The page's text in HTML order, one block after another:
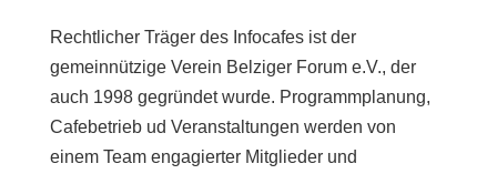
Rechtlicher Träger des Infocafes ist der
gemeinnützige Verein Belziger Forum e.V., der
auch 1998 gegründet wurde. Programmplanung,
Cafebetrieb ud Veranstaltungen werden von
einem Team engagierter Mitglieder und